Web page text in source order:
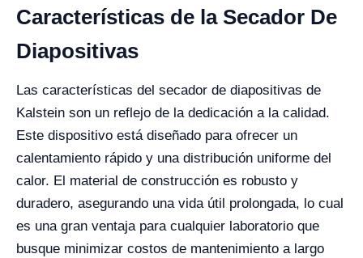
Características de la Secador De
Diapositivas
Las características del secador de diapositivas de
Kalstein son un reflejo de la dedicación a la calidad.
Este dispositivo está diseñado para ofrecer un
calentamiento rápido y una distribución uniforme del
calor. El material de construcción es robusto y
duradero, asegurando una vida útil prolongada, lo cual
es una gran ventaja para cualquier laboratorio que
busque minimizar costos de mantenimiento a largo